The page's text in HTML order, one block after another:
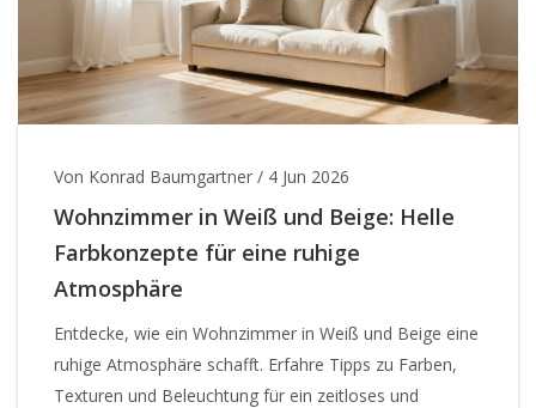
Von Konrad Baumgartner / 4 Jun 2026
Wohnzimmer in Weiß und Beige: Helle
Farbkonzepte für eine ruhige
Atmosphäre
Entdecke, wie ein Wohnzimmer in Weiß und Beige eine
ruhige Atmosphäre schafft. Erfahre Tipps zu Farben,
Texturen und Beleuchtung für ein zeitloses und